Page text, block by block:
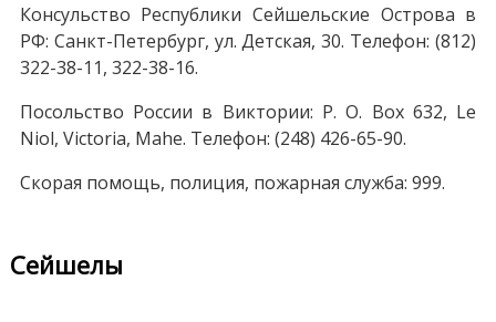
Консульство Республики Сейшельские Острова в
РФ: Санкт-Петербург, ул. Детская, 30. Телефон: (812)
322-38-11, 322-38-16.
Посольство России в Виктории: P. O. Box 632, Le
Niol, Victoria, Mahe. Телефон: (248) 426-65-90.
Скорая помощь, полиция, пожарная служба: 999.
Сейшелы